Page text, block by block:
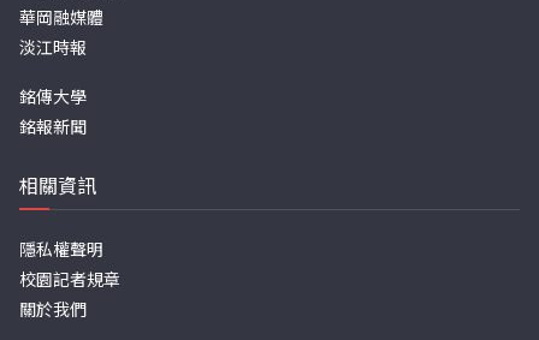
華岡融媒體
淡江時報
銘傳大學
銘報新聞
相關資訊
隱私權聲明
校園記者規章
關於我們